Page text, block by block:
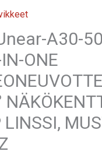
A30-
ONE